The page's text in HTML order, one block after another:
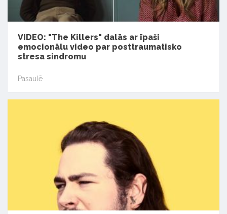
VIDEO: "The Killers" dalās ar īpaši
emocionālu video par posttraumatisko
stresa sindromu
Pasaulē